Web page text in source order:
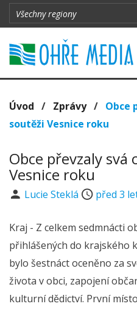
Úvod / Zprávy/ Obce
soutěži Vesnice roku
Obce převzaly svá
Vesnice roku
Lucie Steklá před 3
Kraj - Z celkem sedmnácti
přihlášených do krajského
bylo šestnáct oceněno za
života v obci, zapojení
kulturní dědictví. První